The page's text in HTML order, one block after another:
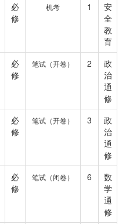
必
修
机考 1
安
全
教
育
必
修
笔试（开卷） 2
政
治
通
修
必
修
笔试（开卷） 3
政
治
通
修
必
修
笔试（闭卷） 6
数
学
通
修